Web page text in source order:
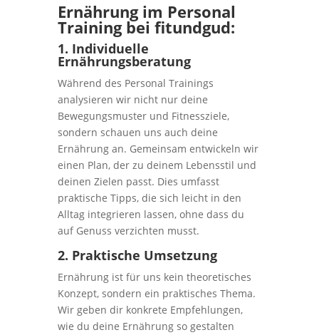
Ernährung im Personal
Training bei fitundgud:
1. Individuelle
Ernährungsberatung
Während des Personal Trainings
analysieren wir nicht nur deine
Bewegungsmuster und Fitnessziele,
sondern schauen uns auch deine
Ernährung an. Gemeinsam entwickeln wir
einen Plan, der zu deinem Lebensstil und
deinen Zielen passt. Dies umfasst
praktische Tipps, die sich leicht in den
Alltag integrieren lassen, ohne dass du
auf Genuss verzichten musst.
2. Praktische Umsetzung
Ernährung ist für uns kein theoretisches
Konzept, sondern ein praktisches Thema.
Wir geben dir konkrete Empfehlungen,
wie du deine Ernährung so gestalten